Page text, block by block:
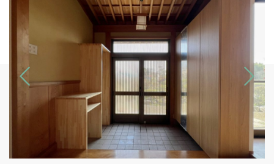
Previous Next